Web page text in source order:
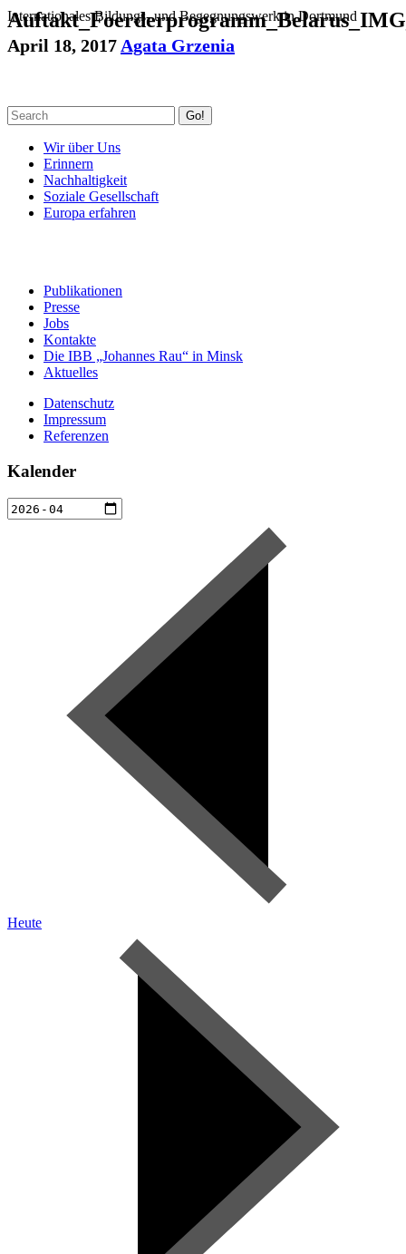
Internationales Bildungs- und Begegnungswerk in Dortmund
April 18, 2017 Agata Grzenia
Go!
Wir über Uns
Erinnern
Nachhaltigkeit
Soziale Gesellschaft
Europa erfahren
Publikationen
Presse
Jobs
Kontakte
Die IBB „Johannes Rau“ in Minsk
Aktuelles
Datenschutz
Impressum
Referenzen
Kalender
Heute